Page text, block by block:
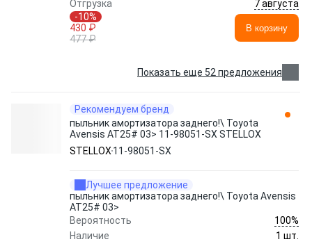
Отгрузка
7 августа
-10%
430 ₽
477 ₽
В корзину
Показать еще 52 предложения
Рекомендуем бренд
пыльник амортизатора заднего!\ Toyota
Avensis AT25# 03> 11-98051-SX STELLOX
STELLOX 11-98051-SX
Лучшее предложение
пыльник амортизатора заднего!\ Toyota Avensis
AT25# 03>
Вероятность
100%
Наличие
1 шт.